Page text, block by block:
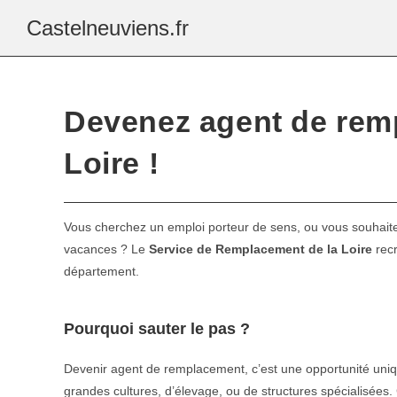
Castelneuviens.fr
Devenez agent de
Loire !
Vous cherchez un emploi porteur de sens, ou vous
vacances ? Le Service de Remplacement de la Loire
département.
Pourquoi sauter le pas ?
Devenir agent de remplacement, c’est une opportunité
grandes cultures, d’élevage, ou de structures